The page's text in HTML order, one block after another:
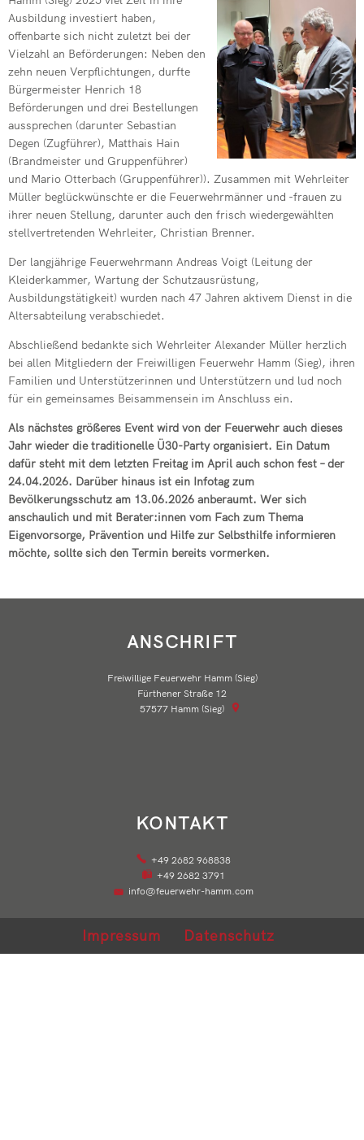
Ausbildung investiert haben,
offenbarte sich nicht zuletzt bei der
Vielzahl an Beförderungen: Neben den
zehn neuen Verpflichtungen, durfte
Bürgermeister Henrich 18
Beförderungen und drei Bestellungen
aussprechen (darunter Sebastian
Degen (Zugführer), Matthais Hain
(Brandmeister und Gruppenführer)
und Mario Otterbach (Gruppenführer)). Zusammen mit Wehrleiter
Müller beglückwünschte er die Feuerwehrmänner und -frauen zu
ihrer neuen Stellung, darunter auch den frisch wiedergewählten
stellvertretenden Wehrleiter, Christian Brenner.
Der langjährige Feuerwehrmann Andreas Voigt (Leitung der
Kleiderkammer, Wartung der Schutzausrüstung,
Ausbildungstätigkeit) wurden nach 47 Jahren aktivem Dienst in die
Altersabteilung verabschiedet.
Abschließend bedankte sich Wehrleiter Alexander Müller herzlich
bei allen Mitgliedern der Freiwilligen Feuerwehr Hamm (Sieg), ihren
Familien und Unterstützerinnen und Unterstützern und lud noch
für ein gemeinsames Beisammensein im Anschluss ein.
Als nächstes größeres Event wird von der Feuerwehr auch dieses
Jahr wieder die traditionelle Ü30-Party organisiert. Ein Datum
dafür steht mit dem letzten Freitag im April auch schon fest – der
24.04.2026. Darüber hinaus ist ein Infotag zum
Bevölkerungsschutz am 13.06.2026 anberaumt. Wer sich
anschaulich und mit Berater:innen vom Fach zum Thema
Eigenvorsorge, Prävention und Hilfe zur Selbsthilfe informieren
möchte, sollte sich den Termin bereits vormerken.
ANSCHRIFT
Freiwillige Feuerwehr Hamm (Sieg)
Fürthener Straße 12
57577 Hamm (Sieg)
KONTAKT
+49 2682 968838
+49 2682 3791
info@feuerwehr-hamm.com
Impressum Datenschutz